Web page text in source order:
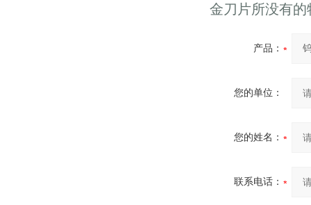
金刀片所没有的
产品：
您的单位：
您的姓名：
联系电话：